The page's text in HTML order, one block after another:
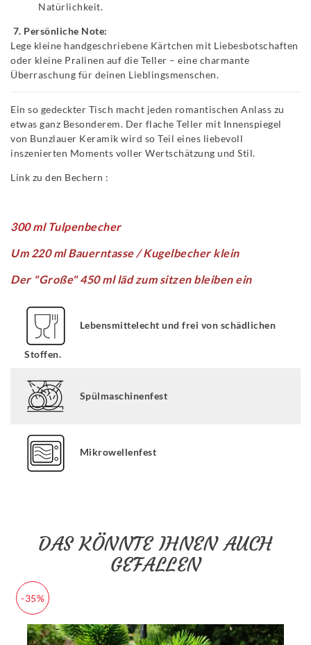
Natürlichkeit.
7. Persönliche Note:
Lege kleine handgeschriebene Kärtchen mit Liebesbotschaften
oder kleine Pralinen auf die Teller – eine charmante
Überraschung für deinen Lieblingsmenschen.
Ein so gedeckter Tisch macht jeden romantischen Anlass zu
etwas ganz Besonderem. Der flache Teller mit Innenspiegel
von Bunzlauer Keramik wird so Teil eines liebevoll
inszenierten Moments voller Wertschätzung und Stil.
Link zu den Bechern :
300 ml Tulpenbecher
Um 220 ml Bauerntasse / Kugelbecher klein
Der "Große" 450 ml läd zum sitzen bleiben ein
Lebensmittelecht und frei von schädlichen
Stoffen.
Spülmaschinenfest
Mikrowellenfest
DAS KÖNNTE IHNEN AUCH
GEFALLEN
-35%